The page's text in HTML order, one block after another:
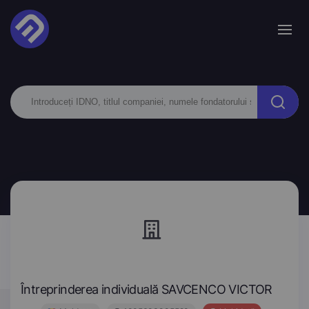
Întreprinderea individuală SAVCENCO VICTOR